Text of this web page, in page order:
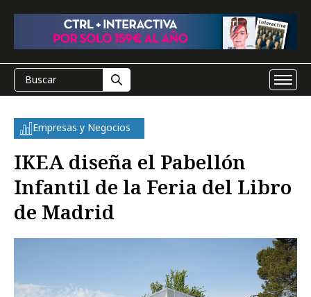
Empresas y Negocios
IKEA diseña el Pabellón
Infantil de la Feria del Libro
de Madrid